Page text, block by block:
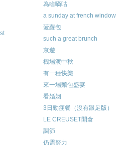
為啥嘀咕
a sunday at french window
菠蘿包
such a great brunch
京遊
機場渡中秋
有一種快樂
來一場麵包盛宴
看婚姻
3日勁瘦餐（沒有跟足版）
LE CREUSET開倉
調節
仍需努力